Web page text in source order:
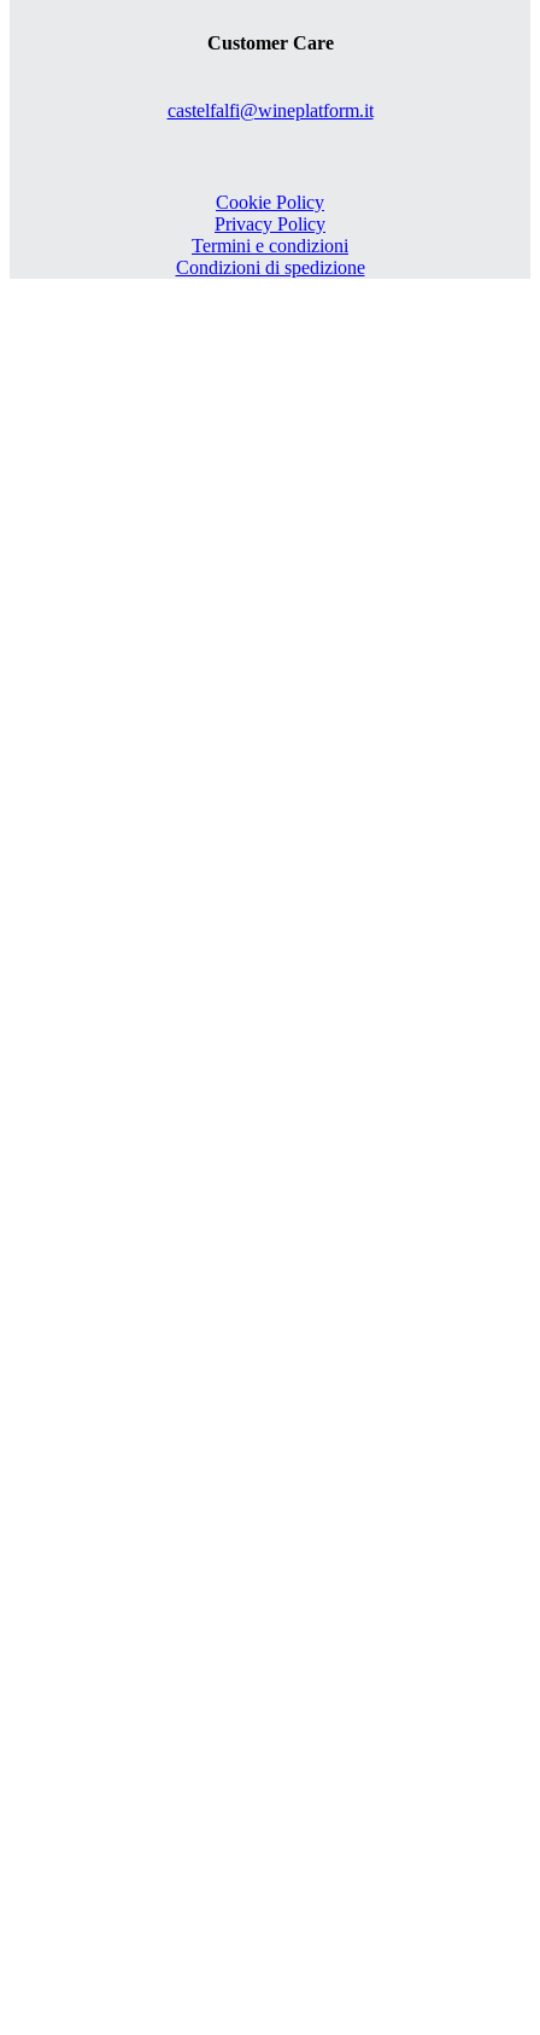
Customer Care
castelfalfi@wineplatform.it
Cookie Policy
Privacy Policy
Termini e condizioni
Condizioni di spedizione